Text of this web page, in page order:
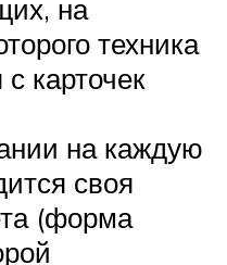
на
техника
карточек
на каждую
своя
(форма